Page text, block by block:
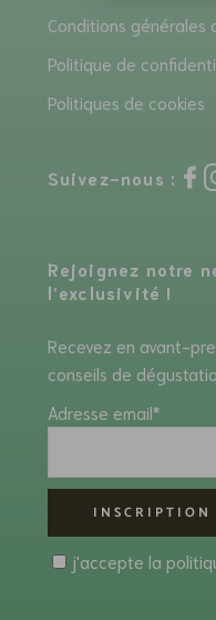
Conditions générales
Politique de
Politiques de cookies
Suivez-nous :
Rejoignez notre
l’exclusivité !
Recevez en avant-
conseils de
Adresse email*
j'accepte la